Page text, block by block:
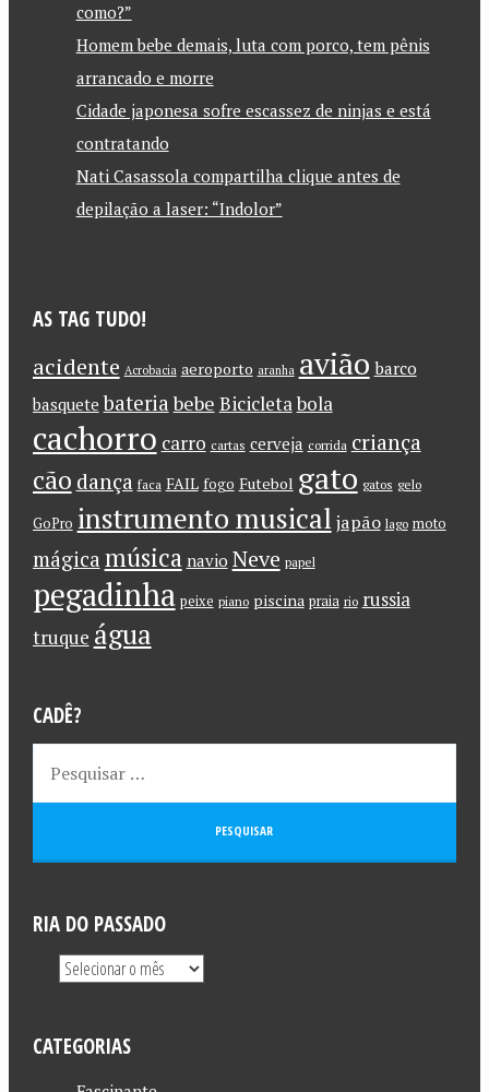
como?”
Homem bebe demais, luta com porco, tem pênis
arrancado e morre
Cidade japonesa sofre escassez de ninjas e está
contratando
Nati Casassola compartilha clique antes de
depilação a laser: “Indolor”
AS TAG TUDO!
acidente Acrobacia aeroporto aranha avião barco
basquete bateriabebe Bicicletabola
cachorro carro cartas cerveja corrida criança
cão dança faca FAIL fogo Futebol gato gatos gelo
GoPro instrumento musical japão lago moto
mágica música navio Neve papel
pegadinha peixe piano piscina praia rio russia
truque água
CADÊ?
RIA DO PASSADO
CATEGORIAS